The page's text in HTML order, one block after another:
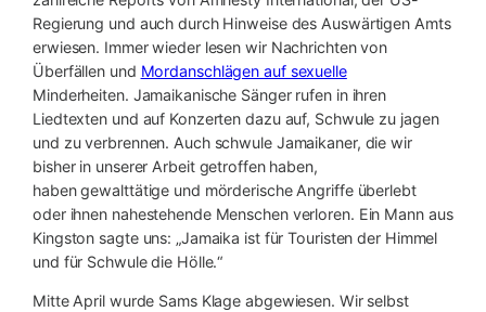
Regierung und auch durch Hinweise des Auswärtigen Amts
erwiesen. Immer wieder lesen wir Nachrichten von
Überfällen und Mordanschlägen auf sexuelle
Minderheiten. Jamaikanische Sänger rufen in ihren
Liedtexten und auf Konzerten dazu auf, Schwule zu jagen
und zu verbrennen. Auch schwule Jamaikaner, die wir
bisher in unserer Arbeit getroffen haben,
haben gewalttätige und mörderische Angriffe überlebt
oder ihnen nahestehende Menschen verloren. Ein Mann aus
Kingston sagte uns: „Jamaika ist für Touristen der Himmel
und für Schwule die Hölle.“
Mitte April wurde Sams Klage abgewiesen. Wir selbst